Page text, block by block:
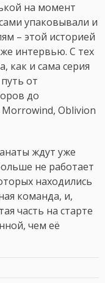
на момент
упаковывали и
– этой историей
интервью. С тех
как и сама серия
от
до
Oblivion
ждут уже
не работает
находились
команда, и,
часть на старте
чем её